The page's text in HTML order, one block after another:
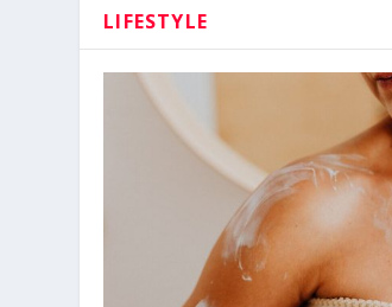
LIFESTYLE